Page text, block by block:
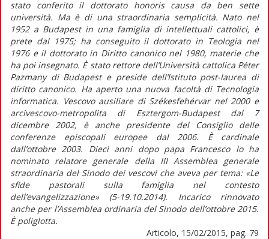
stato conferito il dottorato honoris causa da ben sette
università. Ma è di una straordinaria semplicità. Nato nel
1952 a Budapest in una famiglia di intellettuali cattolici, è
prete dal 1975; ha conseguito il dottorato in Teologia nel
1976 e il dottorato in Diritto canonico nel 1980, materie che
ha poi insegnato. È stato rettore dell’Università cattolica Péter
Pazmany di Budapest e preside dell’Istituto post-laurea di
diritto canonico. Ha aperto una nuova facoltà di Tecnologia
informatica. Vescovo ausiliare di Székesfehérvar nel 2000 e
arcivescovo-metropolita di Esztergom-Budapest dal 7
dicembre 2002, è anche presidente del Consiglio delle
conferenze episcopali europee dal 2006. È cardinale
dall’ottobre 2003. Dieci anni dopo papa Francesco lo ha
nominato relatore generale della III Assemblea generale
straordinaria del Sinodo dei vescovi che aveva per tema: «Le
sfide pastorali sulla famiglia nel contesto
dell’evangelizzazione» (5-19.10.2014). Incarico rinnovato
anche per l’Assemblea ordinaria del Sinodo dell’ottobre 2015.
È poliglotta.
Articolo, 15/02/2015, pag. 79